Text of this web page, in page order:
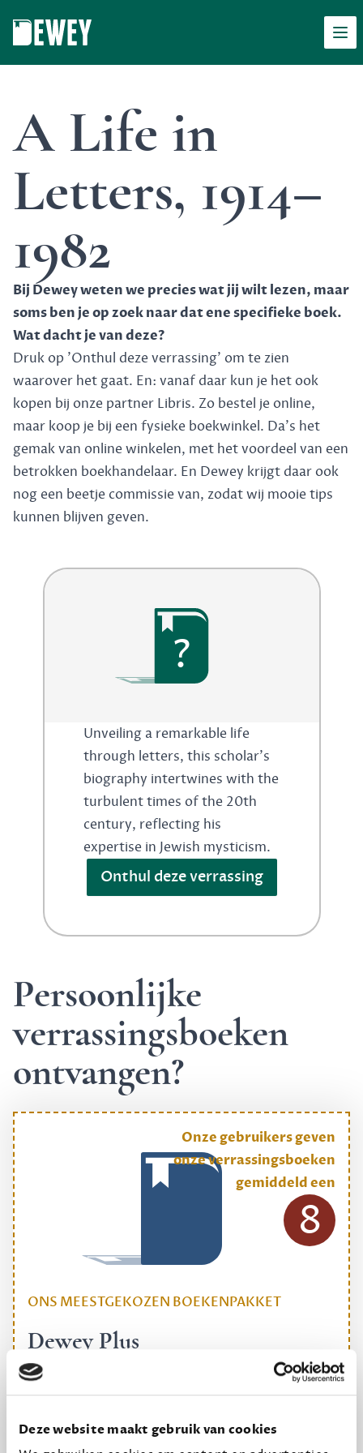
Deze website maakt gebruik van cookies
A Life in
Letters, 1914–
1982
Bij Dewey weten we precies wat jij wilt lezen, maar
soms ben je op zoek naar dat ene specifieke boek.
Wat dacht je van deze?
Druk op 'Onthul deze verrassing' om te zien
waarover het gaat. En: vanaf daar kun je het ook
kopen bij onze partner Libris. Zo bestel je online,
maar koop je bij een fysieke boekwinkel. Da's het
gemak van online winkelen, met het voordeel van een
betrokken boekhandelaar. En Dewey krijgt daar ook
nog een beetje commissie van, zodat wij mooie tips
kunnen blijven geven.
?
Unveiling a remarkable life
through letters, this scholar's
biography intertwines with the
turbulent times of the 20th
century, reflecting his
expertise in Jewish mysticism.
Onthul deze verrassing
Persoonlijke
verrassingsboeken
ontvangen?
ONS MEESTGEKOZEN BOEKENPAKKET
Dewey Plus
Een originele manier om je reading challenge te
12,50 per maand, incl. verzending
Onze gebruikers geven
onze verrassingsboeken
gemiddeld een
8